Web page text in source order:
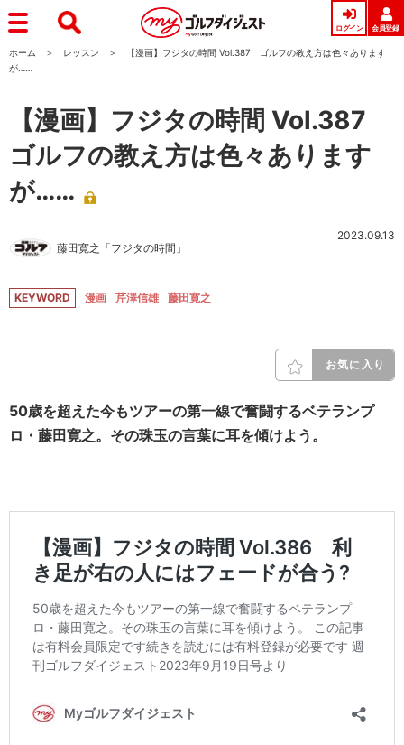
ログイン 会員登録
ホーム レッスン
【漫画】フジタの時間 Vol.387 ゴルフの教え方は色々あります
が……
【漫画】フジタの時間 Vol.387
ゴルフの教え方は色々あります
が……
藤田寛之「フジタの時間」
2023.09.13
KEYWORD 漫画 芹澤信雄 藤田寛之
お気に入り
50歳を超えた今もツアーの第一線で奮闘するベテランプ
ロ・藤田寛之。その珠玉の言葉に耳を傾けよう。